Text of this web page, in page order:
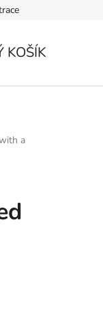
VRÁCENÍ ZBOŽÍ
KOŠÍK
a